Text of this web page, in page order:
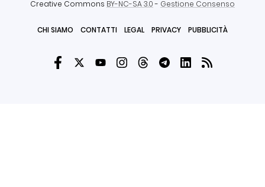
Creative Commons BY-NC-SA 3.0- Gestione Consenso
CHI SIAMO CONTATTI LEGAL PRIVACY PUBBLICITÀ